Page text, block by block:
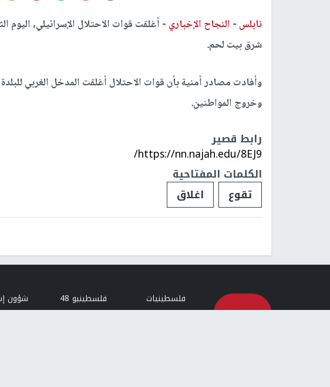
نابلس - النجاح الإخباري - أغلقت قوات الاحتلال الإسرائيلي، اليوم
شرق بيت لحم.
وأفادت مصادر أمنية بأن قوات الاحتلال أغلقت المدخل الغربي
وخروج المواطنين.
رابط قصير
https://nn.najah.edu/8EJ9/
الكلمات المفتاحية
تقوع
اغلاق
فلسطينيات فلسطينيو 48 شؤون